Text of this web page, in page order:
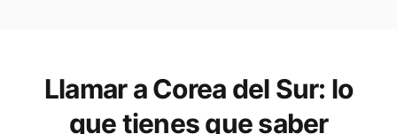
Llamar aCorea del Sur: lo
que tienes que saber